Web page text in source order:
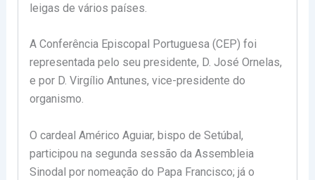
leigas de vários países.
A Conferência Episcopal Portuguesa (CEP) foi
representada pelo seu presidente, D. José Ornelas,
e por D. Virgílio Antunes, vice-presidente do
organismo.
O cardeal Américo Aguiar, bispo de Setúbal,
participou na segunda sessão da Assembleia
Sinodal por nomeação do Papa Francisco; já o